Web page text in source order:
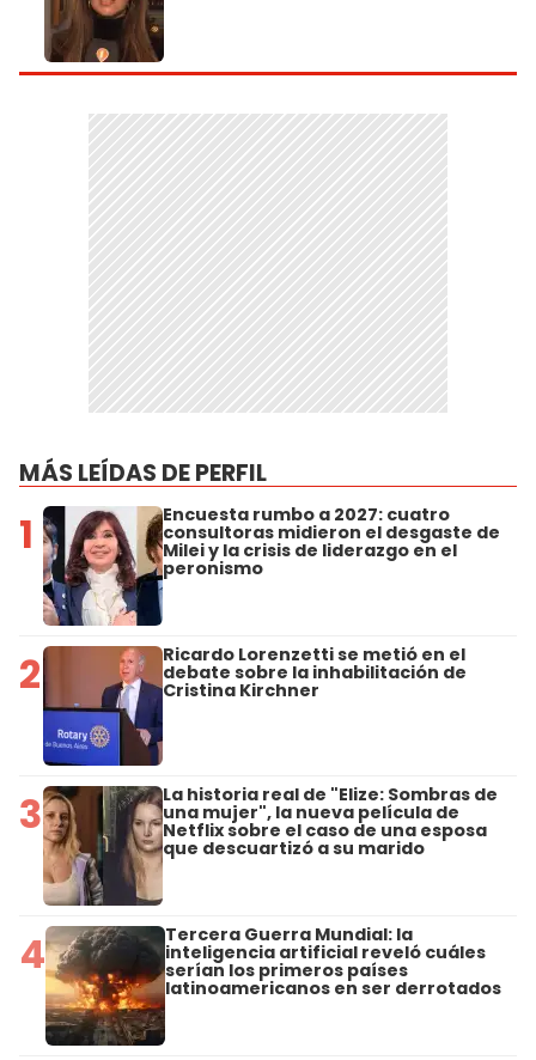
MÁS LEÍDAS DE PERFIL
1 Encuesta rumbo a 2027: cuatro
consultoras midieron el desgaste de
Milei y la crisis de liderazgo en el
peronismo
2 Ricardo Lorenzetti se metió en el
debate sobre la inhabilitación de
Cristina Kirchner
3 La historia real de "Elize: Sombras de
una mujer", la nueva película de
Netflix sobre el caso de una esposa
que descuartizó a su marido
4 Tercera Guerra Mundial: la
inteligencia artificial reveló cuáles
serían los primeros países
latinoamericanos en ser derrotados